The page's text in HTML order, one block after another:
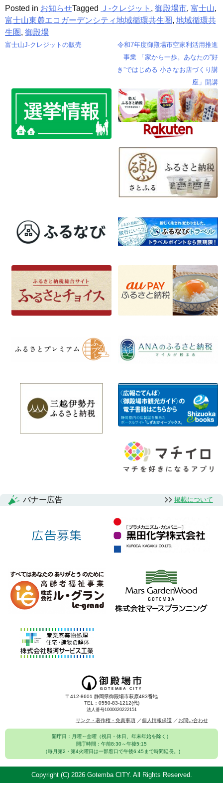
Posted in お知らせTagged Ｊ-クレジット , 御殿場市, 富士山,
富士山東麓エコガーデンシティ地域循環共生圏 , 地域循環共
生圏 , 御殿場
ナ
富士山J-クレジットの販売
令和7年度御殿場市空家利活用推進
事業 「家から一歩。あなたの“好
き”ではじめる 小さなお店づくり講
座」開講
バナー広告 掲載について
〒412-8601 静岡県御殿場市萩原483番地
TEL：0550-83-1212(代)
法人番号1000020222151
リンク・著作権・免責事項 個人情報保護 お問い合わせ
開庁日：月曜～金曜（祝日・休日、年末年始を除く）
開庁時間：午前8:30～午後5:15
（毎月第2・第4火曜日は一部窓口で午後6:45まで時間延長。)
Copyright (C) 2026 Gotemba CITY. All Rights Reserved.